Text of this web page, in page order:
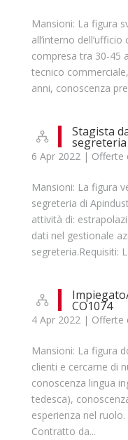
Mansioni: La figura
all’interno
compresa tra 30-45
tecnico
anni, conoscenza
Stagista
segreteria
6 Apr 2022| Offerte
Mansioni: La figura
segreteria di
attività di:
dati nel gestionale
segreteria.Requisiti:
CO1074
4 Apr 2022| Offerte
Mansioni: La figura
clienti e cercarne di
conoscenza lingua
tedesca),
esperienza nel
Contratto da...